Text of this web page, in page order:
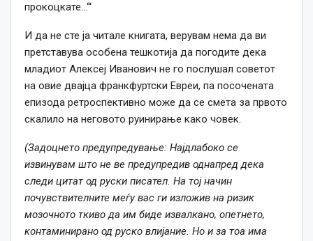
прокоцкате…‘“
И да не сте ја читале книгата, верувам нема да ви
претставува особена тешкотија да погодите дека
младиот Алексеј Иванович не го послушал советот
на овие двајца франкфуртски Евреи, па посочената
епизода ретроспективно може да се смета за првото
скалило на неговото руинирање како човек.
(Задоцнето предупредување: Најдлабоко се
извинувам што не ве предупредив однапред дека
следи цитат од руски писател. На тој начин
почувствителните меѓу вас ги изложив на ризик
мозочното ткиво да им биде извалкано, опетнето,
контаминирано од руско влијание. Но и за тоа има